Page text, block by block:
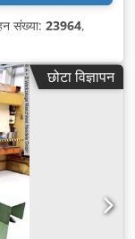
संख्या: 23964,
छोटा विज्ञापन